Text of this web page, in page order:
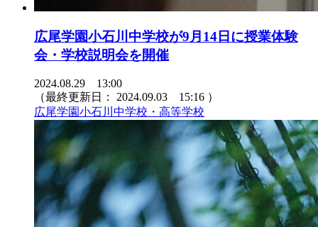
広尾学園小石川中学校が9月14日に授業体験
会・学校説明会を開催
2024.08.29 13:00
（最終更新日： 2024.09.03 15:16 ）
広尾学園小石川中学校・高等学校